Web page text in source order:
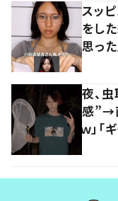
スッ
をし
思った
夜、
感”→
ｗ」「